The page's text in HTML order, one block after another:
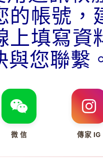
的帳號，
上填寫資
與您聯繫
微 信 傳家 IG